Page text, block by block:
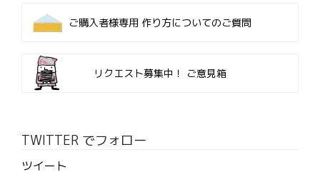
ご購入者様専用 作り方についてのご質問
リクエスト募集中！ ご意見箱
TWITTER でフォロー
ツイート